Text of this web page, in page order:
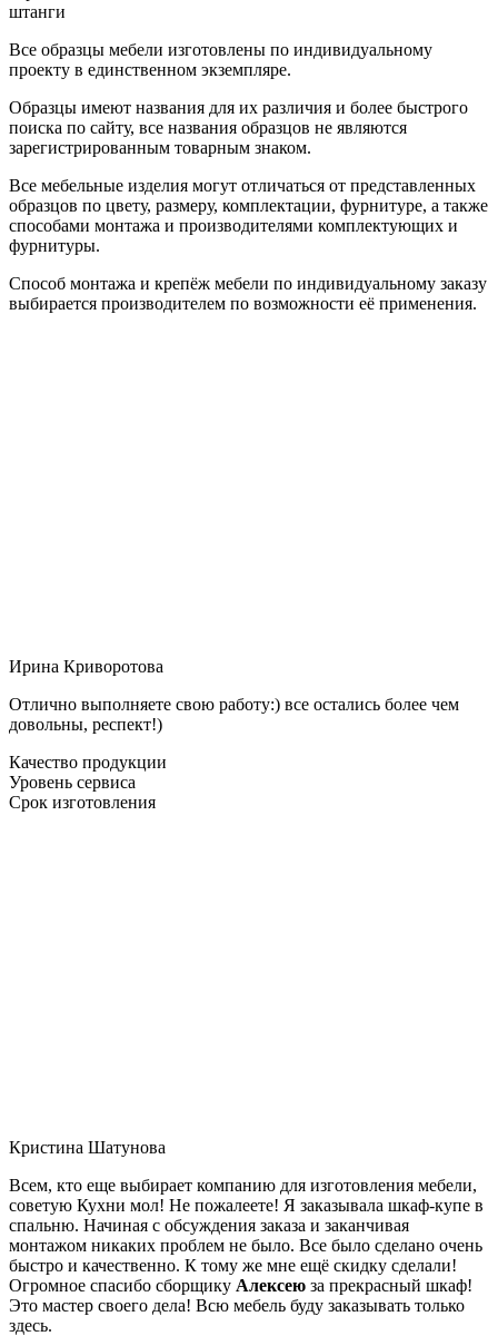
штанги
Все образцы мебели изготовлены по индивидуальному
проекту в единственном экземпляре.
Образцы имеют названия для их различия и более быстрого
поиска по сайту, все названия образцов не являются
зарегистрированным товарным знаком.
Все мебельные изделия могут отличаться от представленных
образцов по цвету, размеру, комплектации, фурнитуре, а также
способами монтажа и производителями комплектующих и
фурнитуры.
Способ монтажа и крепёж мебели по индивидуальному заказу
выбирается производителем по возможности её применения.
Ирина Криворотова
Отлично выполняете свою работу:) все остались более чем
довольны, респект!)
Качество продукции
Уровень сервиса
Срок изготовления
Кристина Шатунова
Всем, кто еще выбирает компанию для изготовления мебели,
советую Кухни мол! Не пожалеете! Я заказывала шкаф-купе в
спальню. Начиная с обсуждения заказа и заканчивая
монтажом никаких проблем не было. Все было сделано очень
быстро и качественно. К тому же мне ещё скидку сделали!
Огромное спасибо сборщику Алексею за прекрасный шкаф!
Это мастер своего дела! Всю мебель буду заказывать только
здесь.